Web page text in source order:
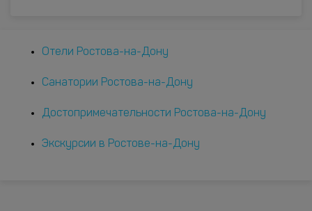
Отели Ростова-на-Дону
Санатории Ростова-на-Дону
Достопримечательности Ростова-на-Дону
Экскурсии в Ростове-на-Дону